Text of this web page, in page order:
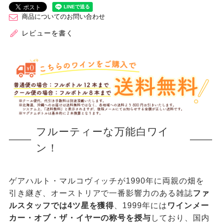
商品についてのお問い合わせ
レビューを書く
フルーティーな万能白ワイ
ン！
ゲアハルト・マルコヴィッチが1990年に両親の畑を
引き継ぎ、オーストリアで一番影響力のある雑誌ファ
ルスタッフでは4ツ星を獲得 、1999年には ワインメー
カー・オブ・ザ・イヤーの称号を授与 しており、国内